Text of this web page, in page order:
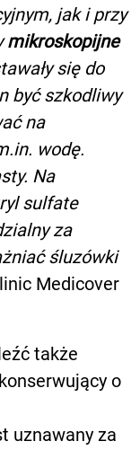
jak i przy
mikroskopijne
się do
być szkodliwy
na
wodę.
Na
sulfate
za
śluzówki
Medicover
także
o
uznawany za